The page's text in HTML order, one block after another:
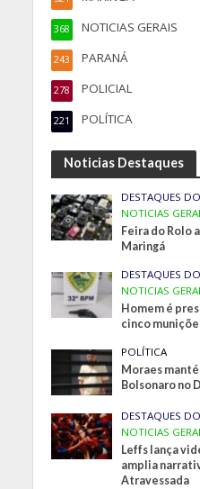
NOTICIAS GERAIS
368
PARANÁ
243
POLICIAL
278
POLÍTICA
221
Noticias Destaques
DESTAQUES
NOTICIAS
Feira do Rolo
Maringá
DESTAQUES
NOTICIAS
Homem é
cinco
POLÍTICA
Moraes
Bolsonaro no
DESTAQUES
NOTICIAS
Leffs lança
amplia
Atravessada